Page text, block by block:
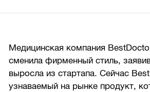
Медицинская компания
сменила фирменный стиль,
выросла из стартапа. Сейчас
узнаваемый на рынке продукт,